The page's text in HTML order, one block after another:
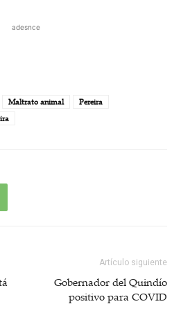
adesnce
Maltrato animal
Pereira
Artículo siguiente
Gobernador del Quindío
positivo para COVID